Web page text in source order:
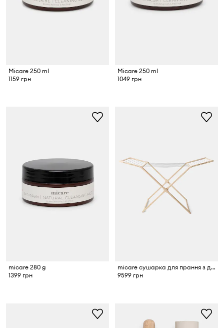
Micare 250 ml
1159 грн
Micare 250 ml
1049 грн
micare 280 g
1399 грн
micare сушарка для прання з дубового дерева
9599 грн